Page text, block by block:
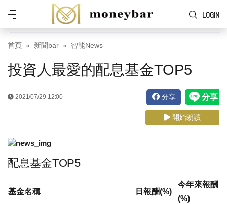
Skip to main content
LOGIN
功
能
表
首頁 新聞bar 智能News
投資人最愛的配息基金TOP5
2021/07/29 12:00 分享
開始朗讀
配息基金TOP5
基金名稱 日報酬(%)
今年來報酬
(%)